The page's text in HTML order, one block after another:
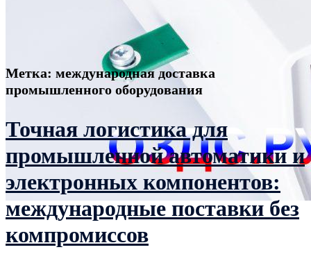
Метка: международная доставка
промышленного оборудования
Точная логистика для
промышленной автоматики и
электронных компонентов:
международные поставки без
компромиссов